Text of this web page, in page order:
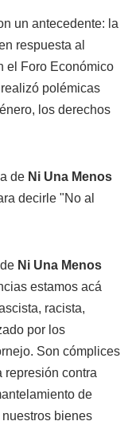
un antecedente: la
respuesta al
el Foro Económico
polémicas
los derechos
de Ni Una Menos
decirle "No al
Ni Una Menos
estamos acá
racista,
por los
Son cómplices
represión contra
de
bienes